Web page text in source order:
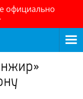
официально